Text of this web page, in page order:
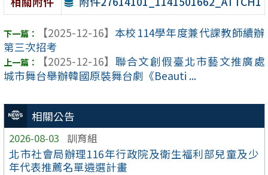
相關公告
2026-08-03 訓育組
北市社會局辦理116年行政院及衛生福利部兒童及少
年代表推薦名單遴選計畫
【2025-12-16】 本校114學年度兼代課教師續辦
第三次招考
【2025-12-16】 聯合文創假臺北市藝文推廣處
城市舞台舉辦韓國原裝舞台劇《Beauti ...